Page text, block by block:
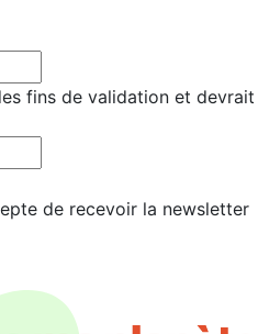
fins de validation et devrait
de recevoir la newsletter